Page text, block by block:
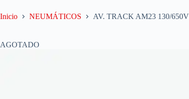
Inicio NEUMÁTICOS AV. TRACK AM23 130/
AGOTADO